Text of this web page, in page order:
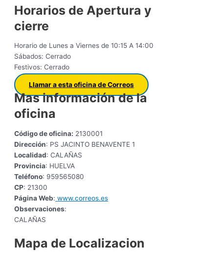
Horarios de Apertura y
cierre
Horario de Lunes a Viernes de 10:15 A 14:00
Sábados: Cerrado
Festivos: Cerrado
Llamar a esta oficina de Correos
Mas información de la
oficina
Código de oficina: 2130001
Dirección: PS JACINTO BENAVENTE 1
Localidad: CALAÑAS
Provincia: HUELVA
Teléfono: 959565080
CP: 21300
Página Web: www.correos.es
Observaciones:
CALAÑAS
Mapa de Localizacion